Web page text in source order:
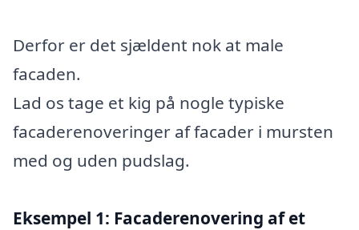
Derfor er det sjældent nok at male
facaden.
Lad os tage et kig på nogle typiske
facaderenoveringer af facader i mursten
med og uden pudslag.
Eksempel 1: Facaderenovering af et